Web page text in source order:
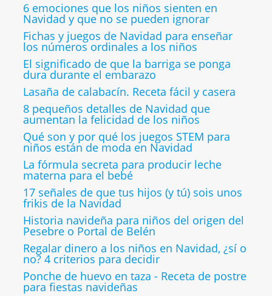
6 emociones que los niños sienten en
Navidad y que no se pueden ignorar
Fichas y juegos de Navidad para enseñar
los números ordinales a los niños
El significado de que la barriga se ponga
dura durante el embarazo
Lasaña de calabacín. Receta fácil y casera
8 pequeños detalles de Navidad que
aumentan la felicidad de los niños
Qué son y por qué los juegos STEM para
niños están de moda en Navidad
La fórmula secreta para producir leche
materna para el bebé
17 señales de que tus hijos (y tú) sois unos
frikis de la Navidad
Historia navideña para niños del origen del
Pesebre o Portal de Belén
Regalar dinero a los niños en Navidad, ¿sí o
no? 4 criterios para decidir
Ponche de huevo en taza - Receta de postre
para fiestas navideñas